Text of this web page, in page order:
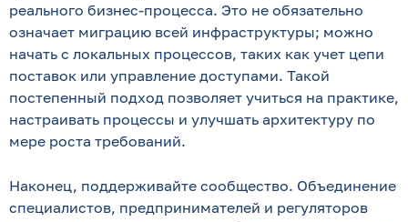
реального бизнес-процесса. Это не обязательно
означает миграцию всей инфраструктуры; можно
начать с локальных процессов, таких как учет цепи
поставок или управление доступами. Такой
постепенный подход позволяет учиться на практике,
настраивать процессы и улучшать архитектуру по
мере роста требований.
Наконец, поддерживайте сообщество. Объединение
специалистов, предпринимателей и регуляторов